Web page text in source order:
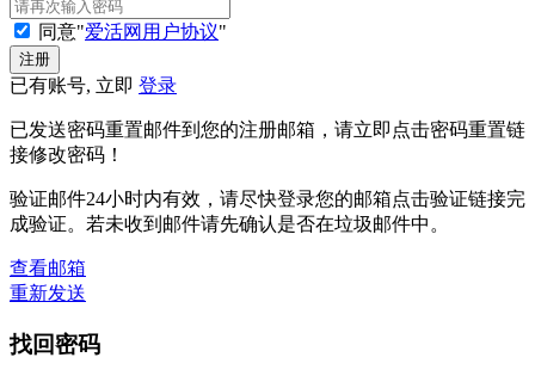
同意"爱活网用户协议"
已有账号, 立即 登录
已发送密码重置邮件到您的注册邮箱，请立即点击密码重置链
接修改密码！
验证邮件24小时内有效，请尽快登录您的邮箱点击验证链接完
成验证。若未收到邮件请先确认是否在垃圾邮件中。
查看邮箱
重新发送
找回密码